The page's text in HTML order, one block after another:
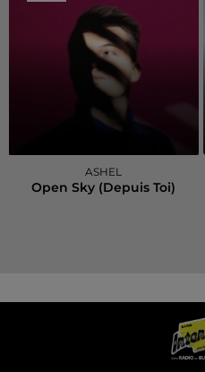
ASHEL
Open Sky (depuis Toi)